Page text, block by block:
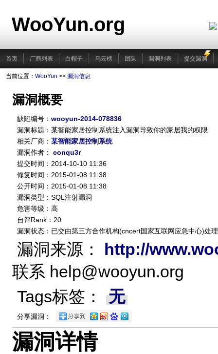
WooYun.org
首页 厂商列表 白帽子 乌云榜 团队 漏洞列表 提交漏洞
当前位置： WooYun >> 漏洞信息
漏洞概要
缺陷编号： wooyun-2014-078836
漏洞标题：某智能家居控制系统注入漏洞导致你的家居我的权限
相关厂商： 某智能家居控制系统
漏洞作者： conqu3r
提交时间：2014-10-10 11:36
修复时间：2015-01-08 11:38
公开时间：2015-01-08 11:38
漏洞类型：SQL注射漏洞
危害等级：高
自评Rank：20
漏洞状态：已交由第三方合作机构(cncert国家互联网应急中心)处理
漏洞来源： http://
联系 help@wooyun.org
Tags标签：
无
分享漏洞：
漏洞详情